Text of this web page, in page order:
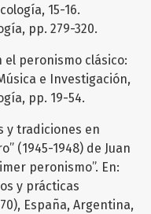
15-16.
pp. 279-320.
el peronismo clásico:
e Investigación,
pp. 19-54.
y tradiciones en
(1945-1948) de Juan
peronismo”. En:
y prácticas
España, Argentina,